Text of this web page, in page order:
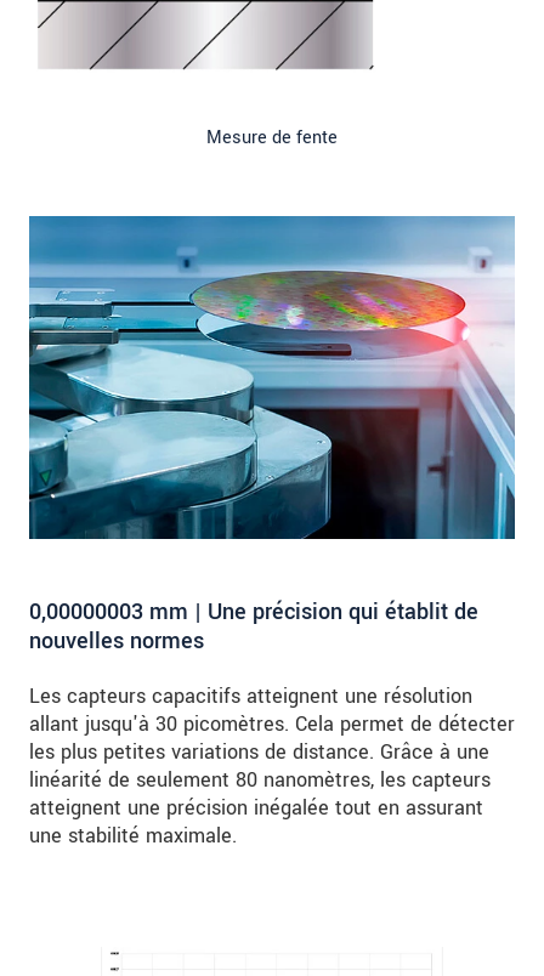
Mesure de fente
0,00000003 mm | Une précision qui établit de
nouvelles normes
Les capteurs capacitifs atteignent une résolution
allant jusqu'à 30 picomètres. Cela permet de détecter
les plus petites variations de distance. Grâce à une
linéarité de seulement 80 nanomètres, les capteurs
atteignent une précision inégalée tout en assurant
une stabilité maximale.